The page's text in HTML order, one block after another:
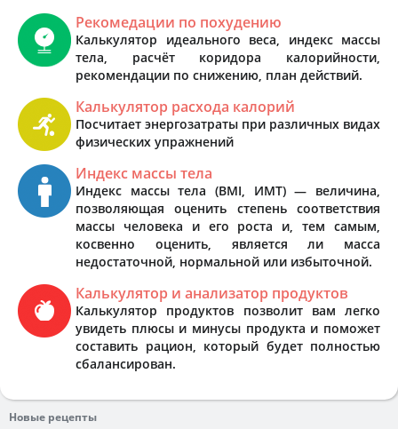
Рекомедации по похудению
Калькулятор идеального веса, индекс массы
тела, расчёт коридора калорийности,
рекомендации по снижению, план действий.
Калькулятор расхода калорий
Посчитает энергозатраты при различных видах
физических упражнений
Индекс массы тела
Индекс массы тела (BMI, ИМТ) — величина,
позволяющая оценить степень соответствия
массы человека и его роста и, тем самым,
косвенно оценить, является ли масса
недостаточной, нормальной или избыточной.
Калькулятор и анализатор продуктов
Калькулятор продуктов позволит вам легко
увидеть плюсы и минусы продукта и поможет
составить рацион, который будет полностью
сбалансирован.
Новые рецепты